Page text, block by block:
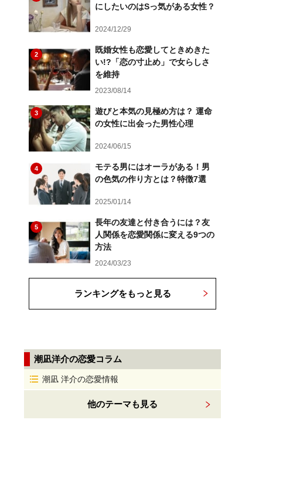
にしたいのはSっ気がある女性？
2024/12/29
2
既婚女性も恋愛してときめきた
い!?「恋の寸止め」で女らしさ
を維持
2023/08/14
3
遊びと本気の見極め方は？ 運命
の女性に出会った男性心理
2024/06/15
4
モテる男にはオーラがある！男
の色気の作り方とは？特徴7選
2025/01/14
5
長年の友達と付き合うには？友
人関係を恋愛関係に変える9つの
方法
2024/03/23
ランキングをもっと見る
潮凪洋介の恋愛コラム
潮凪 洋介の恋愛情報
他のテーマも見る